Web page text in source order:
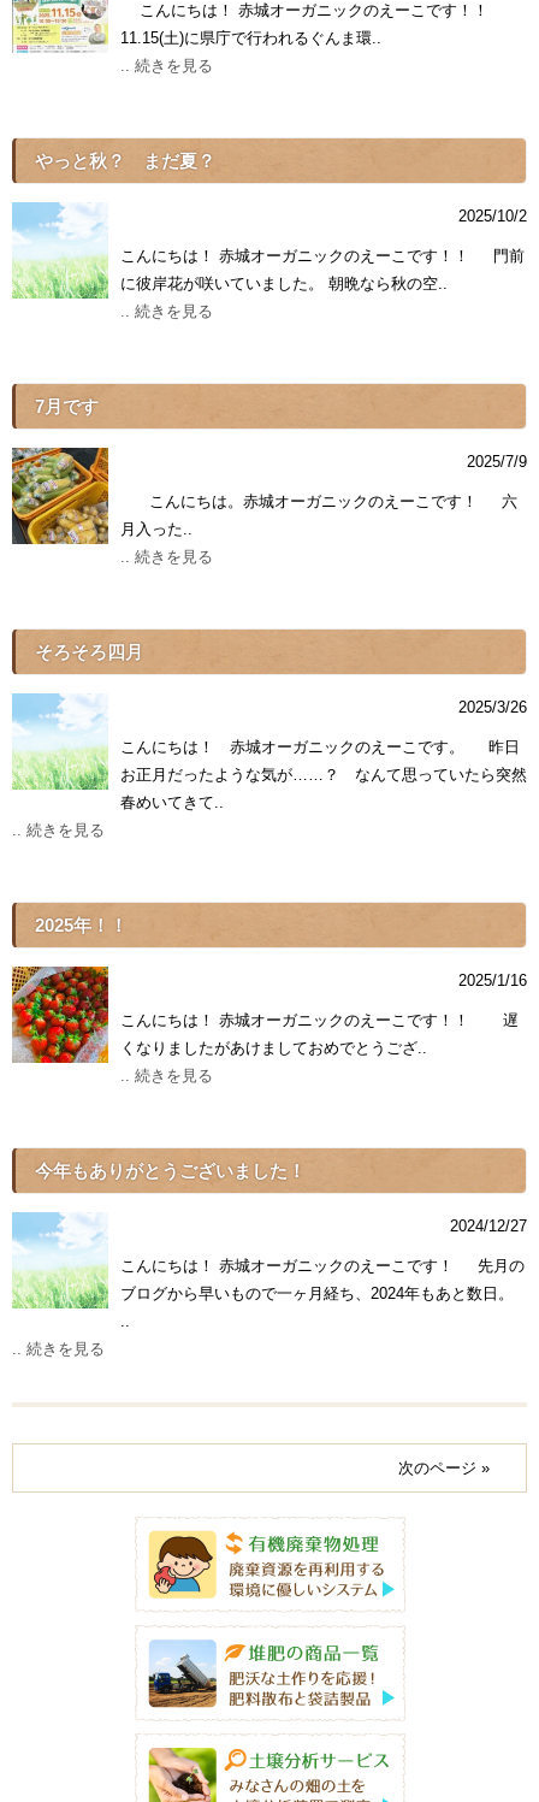
こんにちは！ 赤城オーガニックのえーこです！！
11.15(土)に県庁で行われるぐんま環..
.. 続きを見る
やっと秋？ まだ夏？
2025/10/2
こんにちは！ 赤城オーガニックのえーこです！！ 門前
に彼岸花が咲いていました。 朝晩なら秋の空..
.. 続きを見る
7月です
2025/7/9
こんにちは。赤城オーガニックのえーこです！ 六
月入った..
.. 続きを見る
そろそろ四月
2025/3/26
こんにちは！ 赤城オーガニックのえーこです。 昨日
お正月だったような気が……？ なんて思っていたら突然
春めいてきて..
.. 続きを見る
2025年！！
2025/1/16
こんにちは！ 赤城オーガニックのえーこです！！ 遅
くなりましたがあけましておめでとうござ..
.. 続きを見る
今年もありがとうございました！
2024/12/27
こんにちは！ 赤城オーガニックのえーこです！ 先月の
ブログから早いもので一ヶ月経ち、2024年もあと数日。
..
.. 続きを見る
次のページ »